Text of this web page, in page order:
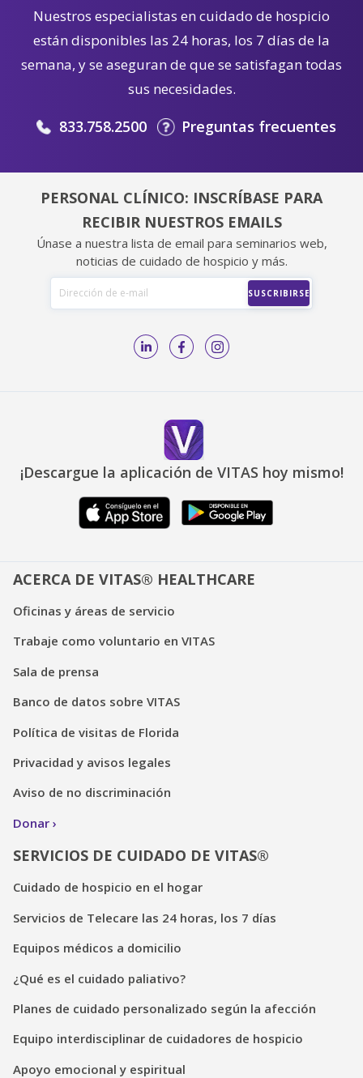
Nuestros especialistas en cuidado de hospicio
están disponibles las 24 horas, los 7 días de la
semana, y se aseguran de que se satisfagan todas
sus necesidades.
833.758.2500 Preguntas frecuentes
PERSONAL CLÍNICO: INSCRÍBASE PARA
RECIBIR NUESTROS EMAILS
Únase a nuestra lista de email para seminarios web,
noticias de cuidado de hospicio y más.
¡Descargue la aplicación de VITAS hoy mismo!
ACERCA DE VITAS® HEALTHCARE
Oficinas y áreas de servicio
Trabaje como voluntario en VITAS
Sala de prensa
Banco de datos sobre VITAS
Política de visitas de Florida
Privacidad y avisos legales
Aviso de no discriminación
Donar
SERVICIOS DE CUIDADO DE VITAS®
Cuidado de hospicio en el hogar
Servicios de Telecare las 24 horas, los 7 días
Equipos médicos a domicilio
¿Qué es el cuidado paliativo?
Planes de cuidado personalizado según la afección
Equipo interdisciplinar de cuidadores de hospicio
Apoyo emocional y espiritual